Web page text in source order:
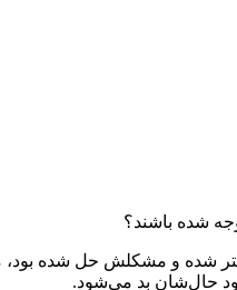
شده باشند؟
بهتر شده و مشکلش حل شده
حال‌شان بد می‌شود.